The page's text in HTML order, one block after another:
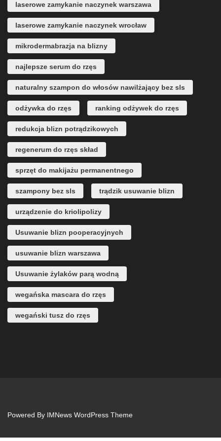
laserowe zamykanie naczynek warszawa
laserowe zamykanie naczynek wrocław
mikrodermabrazja na blizny
najlepsze serum do rzęs
naturalny szampon do włosów nawilżający bez sls
odżywka do rzęs ranking odżywek do rzęs
redukcja blizn potrądzikowych
regenerum do rzęs skład
sprzęt do makijażu permanentnego
szampony bez sls trądzik usuwanie blizn
urządzenie do kriolipolizy
Usuwanie blizn pooperacyjnych
usuwanie blizn warszawa
Usuwanie żylaków parą wodną
wegańska mascara do rzęs
wegański tusz do rzęs
Powered By IMNews WordPress Theme